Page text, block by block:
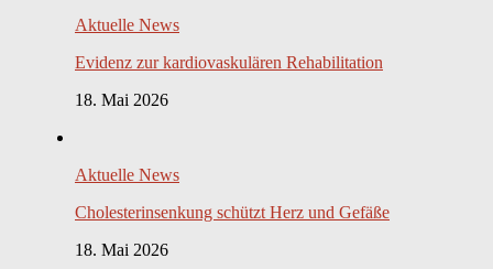
Aktuelle News
Evidenz zur kardiovaskulären Rehabilitation
18. Mai 2026
Aktuelle News
Cholesterinsenkung schützt Herz und Gefäße
18. Mai 2026